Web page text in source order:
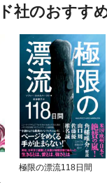
社のおすす
極限の漂流118日間